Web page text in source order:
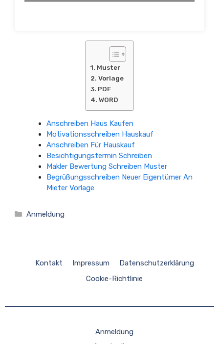
Muster
Vorlage
PDF
WORD
Anschreiben Haus Kaufen
Motivationsschreiben Hauskauf
Anschreiben Für Hauskauf
Besichtigungstermin Schreiben
Makler Bewertung Schreiben Muster
Begrüßungsschreiben Neuer Eigentümer An
Mieter Vorlage
Kategorien
Anmeldung
Kontakt Impressum
Datenschutzerklärung
Cookie-Richtlinie
Anmeldung